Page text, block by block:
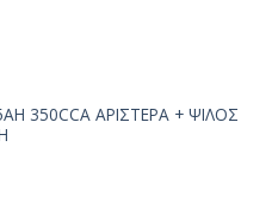
350CCA ΑΡΙΣΤΕΡΑ + ΨΙΛΟΣ